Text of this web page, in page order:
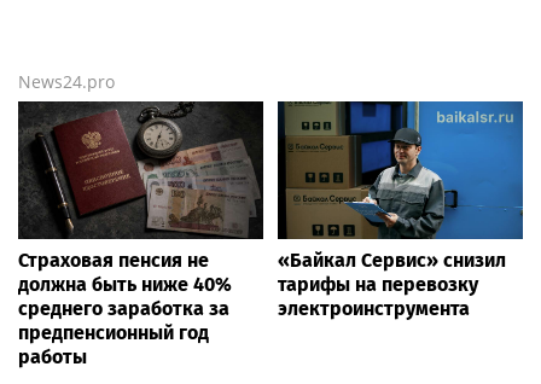
News24.pro
Страховая пенсия не
должна быть ниже 40%
среднего заработка за
предпенсионный год
работы
«Байкал Сервис» снизил
тарифы на перевозку
электроинструмента